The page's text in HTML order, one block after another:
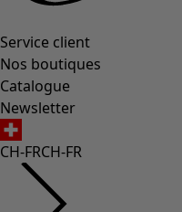
Service client
Nos boutiques
Catalogue
Newsletter
CH-FRCH-FR